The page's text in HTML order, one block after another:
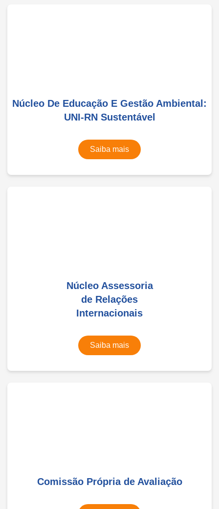
Núcleo De Educação E Gestão Ambiental:
UNI-RN Sustentável
Saiba mais
Núcleo Assessoria
de Relações
Internacionais
Saiba mais
Comissão Própria de Avaliação